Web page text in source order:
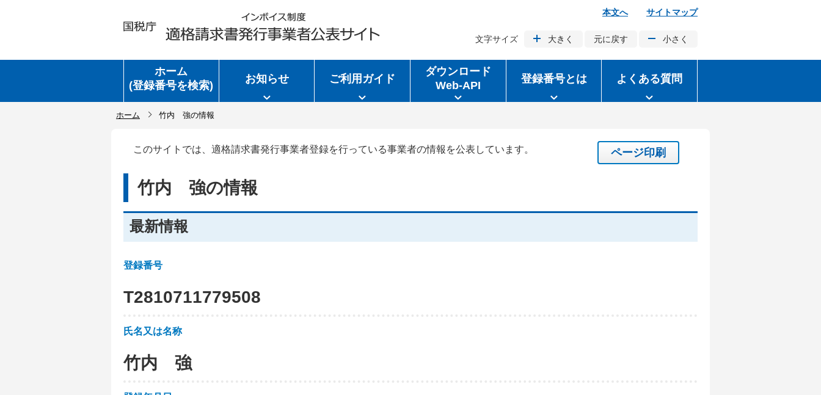
本文へ サイトマップ
文字サイズ 大きく 元に戻す 小さく
ホーム
(登録番号を検索)
お知らせ ご利用ガイド
ダウンロード
Web-API
登録番号とは よくある質問
ホーム 竹内 強の情報
このサイトでは、適格請求書発行事業者登録を行っている事業者の情報を公表しています。 ページ印刷
竹内 強の情報
最新情報
登録番号
T2810711779508
氏名又は名称
竹内 強